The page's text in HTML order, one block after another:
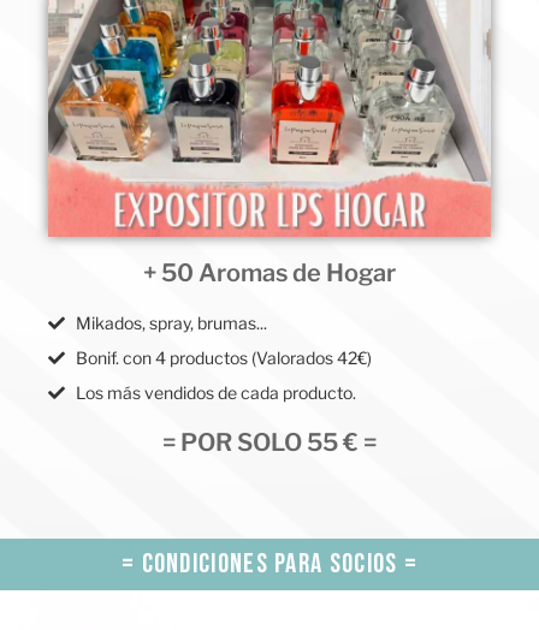
+ 50 Aromas de Hogar
Mikados, spray, brumas...
Bonif. con 4 productos (Valorados 42€)
Los más vendidos de cada producto.
= POR SOLO 55 € =
= CONDICIONES PARA SOCIOS =